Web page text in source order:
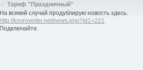
Тариф "Праздничный"
На всякий случай продублирую новость здесь.
http://kovrovinter.net/news.php?id1=221
Подключайте.